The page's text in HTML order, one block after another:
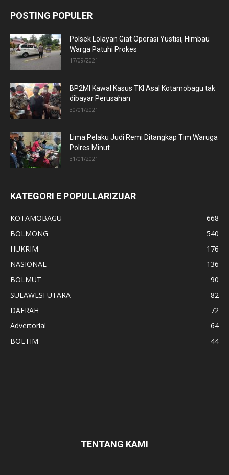
POSTING POPULER
Polsek Lolayan Giat Operasi Yustisi, Himbau
Warga Patuhi Prokes
17/09/2021
BP2MI Kawal Kasus TKI Asal Kotamobagu tak
dibayar Perusahan
30/01/2021
Lima Pelaku Judi Remi Ditangkap Tim Waruga
Polres Minut
31/01/2021
KATEGORI E POPULLARIZUAR
KOTAMOBAGU
668
BOLMONG
540
HUKRIM
176
NASIONAL
136
BOLMUT
90
SULAWESI UTARA
82
DAERAH
72
Advertorial
64
BOLTIM
44
TENTANG KAMI